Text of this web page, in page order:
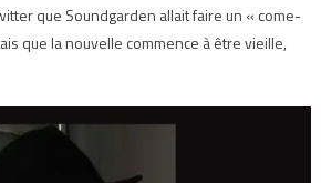
que Soundgarden allait faire un « come-
que la nouvelle commence à être vieille,